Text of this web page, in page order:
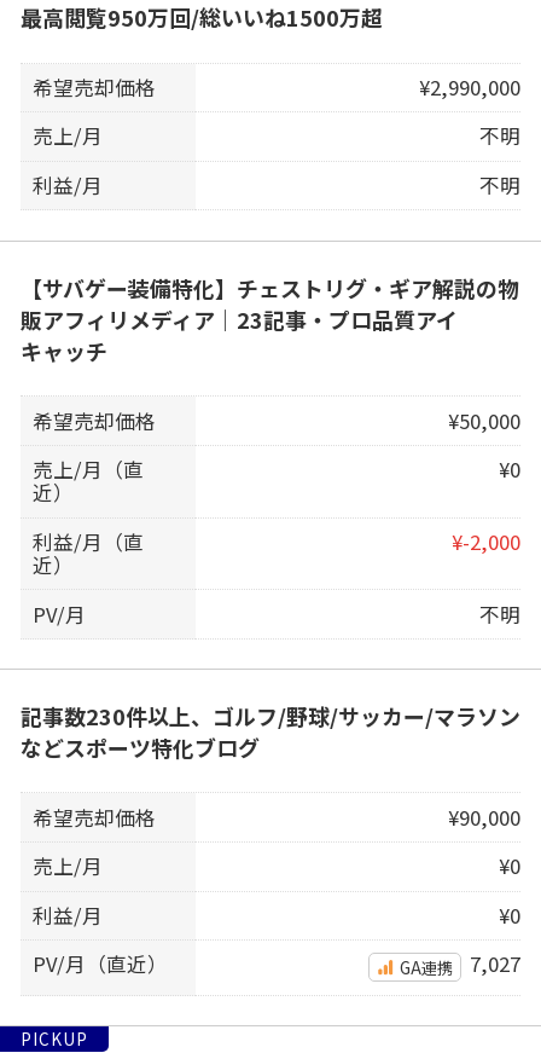
最高閲覧950万回/総いいね1500万超
希望売却価格
¥2,990,000
売上/月
不明
利益/月
不明
【サバゲー装備特化】チェストリグ・ギア解説の物
販アフィリメディア｜23記事・プロ品質アイ
キャッチ
希望売却価格
¥50,000
売上/月（直
近）
¥0
利益/月（直
近）
¥-2,000
PV/月 不明
記事数230件以上、ゴルフ/野球/サッカー/マラソン
などスポーツ特化ブログ
希望売却価格
¥90,000
売上/月
¥0
利益/月
¥0
PV/月（直近）
GA連携 7,027
PICKUP